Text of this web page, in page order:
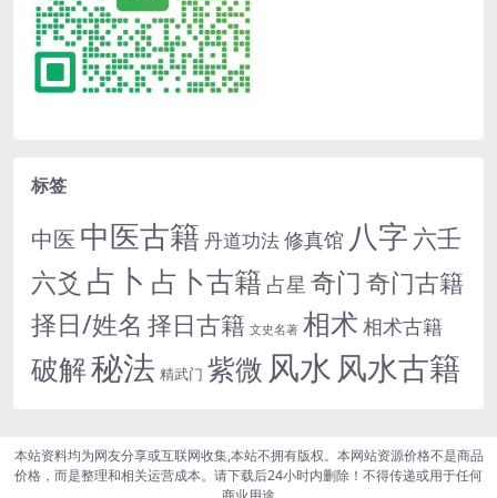
标签
中医 中医古籍 丹道功法修真馆 八字 六壬
六爻 占卜 占卜古籍 占星 奇门 奇门古籍
择日/姓名 择日古籍 文史名著 相术 相术古籍
破解秘法 精武门 紫微 风水 风水古籍
本站资料均为网友分享或互联网收集,本站不拥有版权。本网站资源价格不是商品
价格，而是整理和相关运营成本。请下载后24小时内删除！不得传递或用于任何